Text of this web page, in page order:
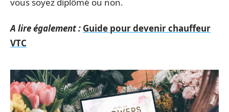
A lire également : Guide pour devenir chauffeur
VTC